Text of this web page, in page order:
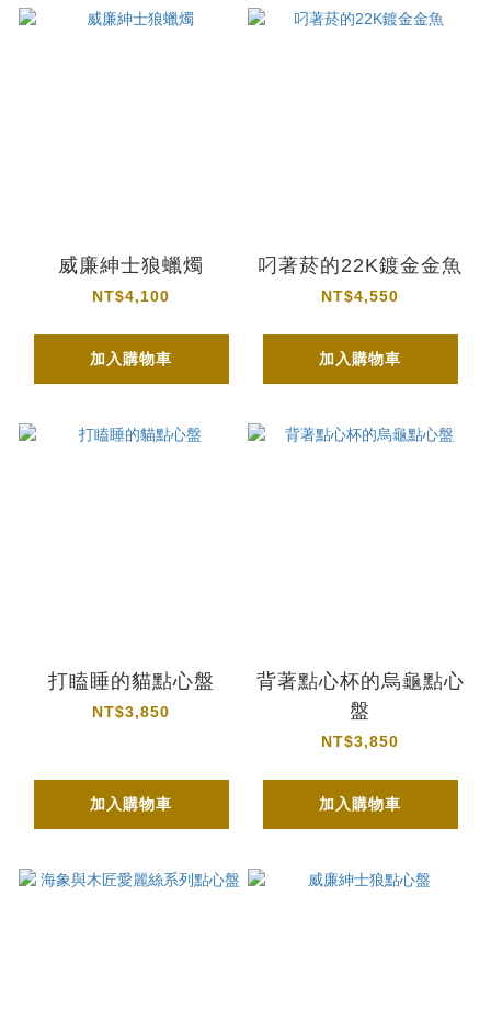
威廉紳士狼蠟燭
NT$4,100
加入購物車
叼著菸的22K鍍金金魚
NT$4,550
加入購物車
打瞌睡的貓點心盤
NT$3,850
加入購物車
背著點心杯的烏龜點心
盤
NT$3,850
加入購物車